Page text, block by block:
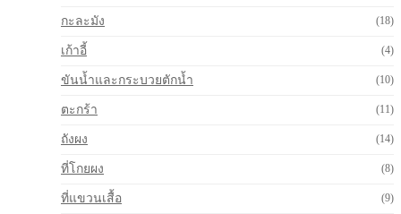
กะละมัง (18)
เก้าอี้ (4)
ขันน้ำและกระบวยตักน้ำ (10)
ตะกร้า (11)
ถังผง (14)
ที่โกยผง (8)
ที่แขวนเสื้อ (9)